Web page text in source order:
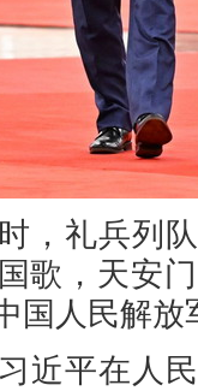
，礼兵列
歌，天安
国人民解
近平在人